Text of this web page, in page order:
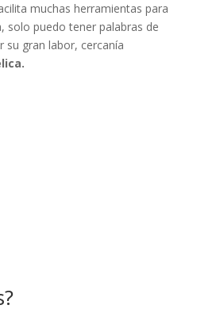
muchas herramientas para
solo puedo tener palabras de
su gran labor, cercanía